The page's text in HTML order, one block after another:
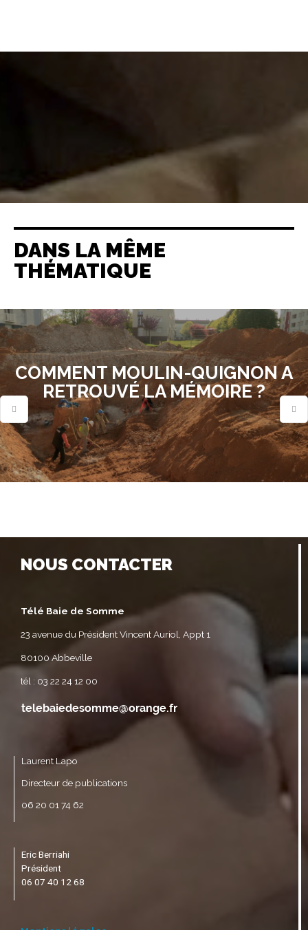
DANS LA MÊME
THÉMATIQUE
COMMENT MOULIN-QUIGNON A
RETROUVÉ LA MÉMOIRE ?
NOUS CONTACTER
Télé Baie de Somme
23 avenue du Président Vincent Auriol, Appt 1
80100 Abbeville
tél : 03 22 24 12 00
Laurent Lapo
Directeur de publications
06 20 01 74 62
Eric Berriahi
Président
06 07 40 12 68